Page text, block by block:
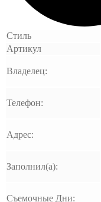
Стиль
Артикул
Владелец:
Телефон:
Адрес:
Заполнил(а):
Съемочные Дни: